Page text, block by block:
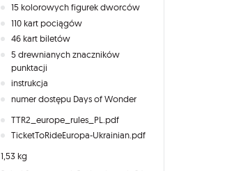
15 kolorowych figurek dworców
110 kart pociągów
46 kart biletów
5 drewnianych znaczników
punktacji
instrukcja
numer dostępu Days of Wonder
TTR2_europe_rules_PL.pdf
TicketToRideEuropa-Ukrainian.pdf
1,53 kg